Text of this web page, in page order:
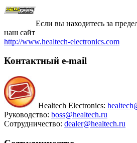
Если вы находитесь за
наш сайт
http://www.healtech-electronics.com
Контактный e-mail
Healtech Electronics:
Руководство: boss@healtech.ru
Сотрудничество: dealer@healtech.ru